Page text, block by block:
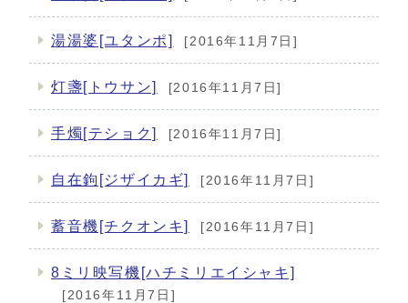
湯湯婆[ユタンポ] [2016年11月7日]
灯盞[トウサン] [2016年11月7日]
手燭[テショク] [2016年11月7日]
自在鉤[ジザイカギ] [2016年11月7日]
蓄音機[チクオンキ] [2016年11月7日]
8ミリ映写機[ハチミリエイシャキ]
[2016年11月7日]